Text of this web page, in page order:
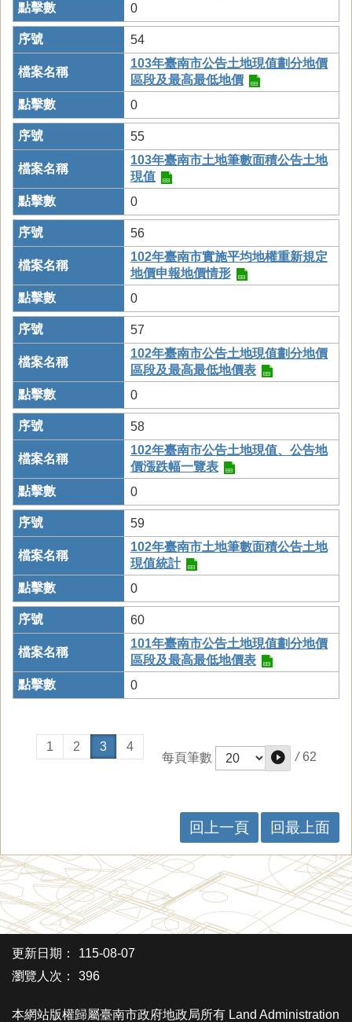
0
54
103年臺南市公告土地現值劃分地價
區段及最高最低地價
0
55
103年臺南市土地筆數面積公告土地
現值
0
56
102年臺南市實施平均地權重新規定
地價申報地價情形
0
57
102年臺南市公告土地現值劃分地價
區段及最高最低地價表
0
58
102年臺南市公告土地現值、公告地
價漲跌幅一覽表
0
59
102年臺南市土地筆數面積公告土地
現值統計
0
60
101年臺南市公告土地現值劃分地價
區段及最高最低地價表
0
1 2 3
4
每頁筆數
/ 62
回上一頁 回最上面
更新日期：
115-08-07
瀏覽人次：
396
本網站版權歸屬臺南市政府地政局所有 Land Administration